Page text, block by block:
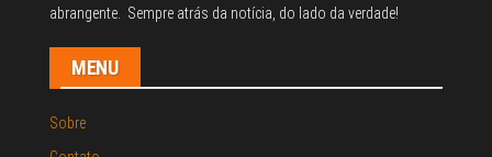
abrangente. Sempre atrás da notícia, do lado da verdade!
MENU
Sobre